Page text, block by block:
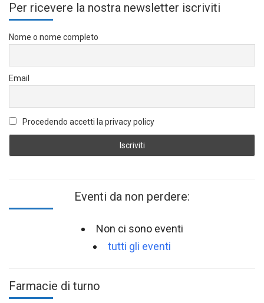
Per ricevere la nostra newsletter iscriviti
Nome o nome completo
Email
Procedendo accetti la privacy policy
Eventi da non perdere:
Non ci sono eventi
tutti gli eventi
Farmacie di turno